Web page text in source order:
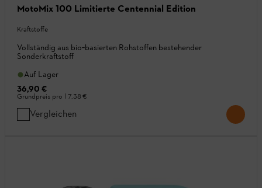
MotoMix 100 Limitierte Centennial Edition
Kraftstoffe
Vollständig aus bio‑basierten Rohstoffen bestehender
Sonderkraftstoff
Auf Lager
36,90 €
Grundpreis pro l 7,38 €
Vergleichen